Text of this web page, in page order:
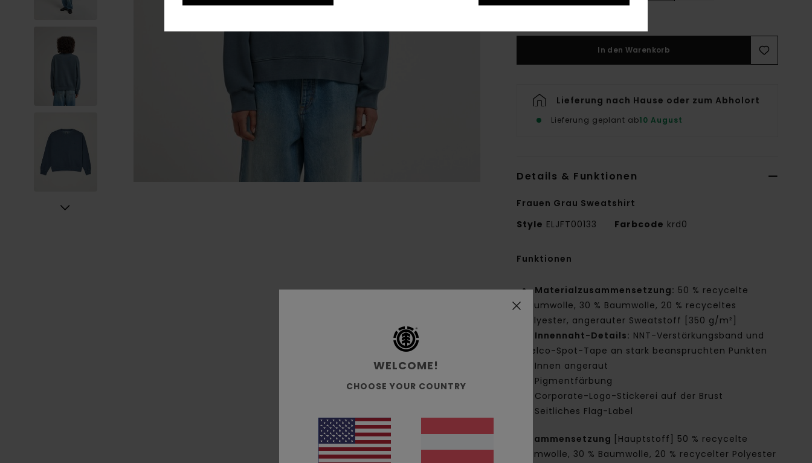
In den Warenkorb
Lieferung nach Hause oder zum Abholort
Lieferung geplant ab10 August
Details & Funktionen
Frauen Grau Sweatshirt
Style ELJFT00133 Farbcode krd0
Funktionen
Materialzusammensetzung: 50 % recycelte
Baumwolle, 30 % Baumwolle, 20 % recyceltes
Polyester, angerauter Sweatstoff [350 g/m²]
Innennaht-Details: NNT-Verstärkungsband und
Melco-Spot-Tape an stark beanspruchten Punkten
Innen angeraut
Pigmentfärbung
Corporate-Logo-Stickerei auf der Brust
Seitliches Flag-Label
Zusammensetzung
[Hauptstoff] 50 % recycelte
Baumwolle, 30 % Baumwolle, 20 % recycelter Polyester
WELCOME!
CHOOSE YOUR COUNTRY